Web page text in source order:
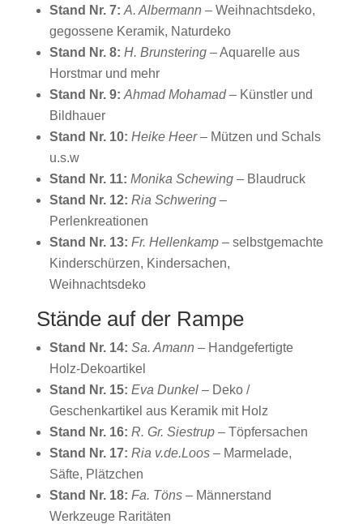
Stand Nr. 7: A. Albermann – Weihnachtsdeko,
gegossene Keramik, Naturdeko
Stand Nr. 8: H. Brunstering– Aquarelle aus
Horstmar und mehr
Stand Nr. 9: Ahmad Mohamad– Künstler und
Bildhauer
Stand Nr. 10: Heike Heer– Mützen und Schals
u.s.w
Stand Nr. 11: Monika Schewing– Blaudruck
Stand Nr. 12: Ria Schwering–
Perlenkreationen
Stand Nr. 13: Fr. Hellenkamp– selbstgemachte
Kinderschürzen, Kindersachen,
Weihnachtsdeko
Stände auf der Rampe
Stand Nr. 14: Sa. Amann – Handgefertigte
Holz-Dekoartikel
Stand Nr. 15: Eva Dunkel– Deko /
Geschenkartikel aus Keramik mit Holz
Stand Nr. 16: R. Gr. Siestrup– Töpfersachen
Stand Nr. 17: Ria v.de.Loos– Marmelade,
Säfte, Plätzchen
Stand Nr. 18: Fa. Töns– Männerstand
Werkzeuge Raritäten